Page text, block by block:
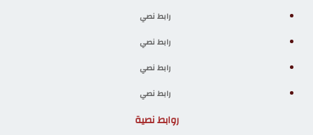
رابط نصي
رابط نصي
رابط نصي
رابط نصي
روابط نصية